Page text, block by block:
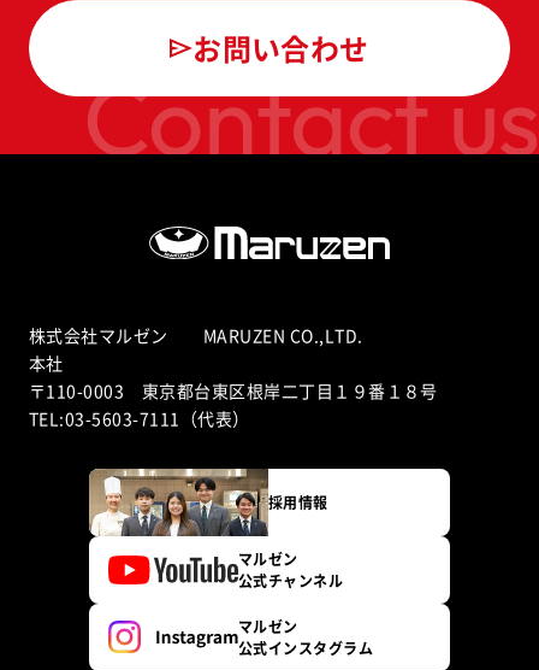
Contact us
お問い合わせ
株式会社マルゼン MARUZEN CO.,LTD.
本社
〒110-0003 東京都台東区根岸二丁目１９番１８号
TEL:03-5603-7111（代表）
採用情報
マルゼン
公式チャンネル
マルゼン
公式インスタグラム